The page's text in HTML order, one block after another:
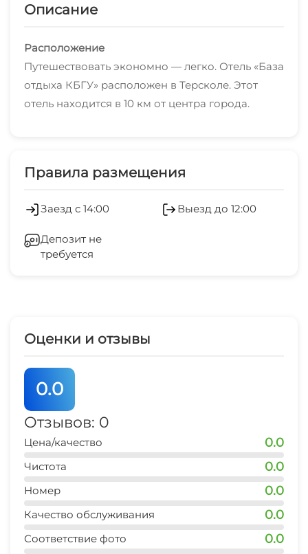
Описание
Расположение
Путешествовать экономно — легко. Отель «База
отдыха КБГУ» расположен в Терсколе. Этот
отель находится в 10 км от центра города.
Правила размещения
Заезд с 14:00 Выезд до 12:00
Депозит не
требуется
Оценки и отзывы
0.0
Отзывов: 0
Цена/качество 0.0
Чистота 0.0
Номер 0.0
Качество обслуживания 0.0
Соответствие фото 0.0